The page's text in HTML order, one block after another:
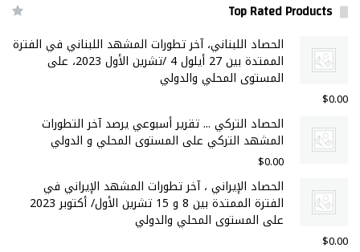
Top Rated Products
الحصاد اللبناني، آخر تطورات المشهد اللبناني في الفترة
الممتدة بين 27 أيلول 4 /تشرين الأول 2023، على
المستوى المحلي والدولي
$0.00
الحصاد التركي ... تقرير أسبوعي يرصد آخر التطورات
المشهد التركي على المستوى المحلي و الدولي
$0.00
الحصاد الإيراني ، آخر تطورات المشهد الإيراني في
الفترة الممتدة بين 8 و 15 تشرين الأول/ أكتوبر 2023
على المستوى المحلي والدولي
$0.00